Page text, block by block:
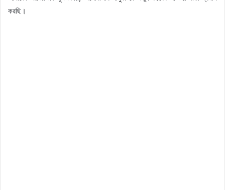
করছি।